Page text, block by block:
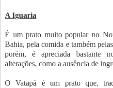
A Iguaria
É um prato muito popular no
Bahia, pela comida e também
porém, é apreciada bastante
alterações, como a ausência de
O Vatapá é um prato que,